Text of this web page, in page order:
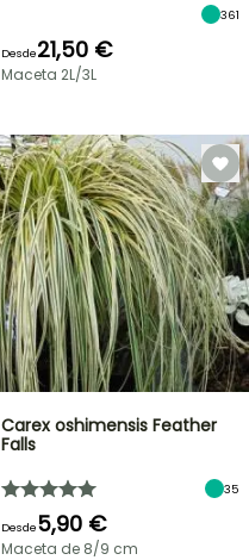
361
Desde21,50 €
Maceta 2L/3L
Carex oshimensis Feather
Falls
35
Desde5,90 €
Maceta de 8/9 cm